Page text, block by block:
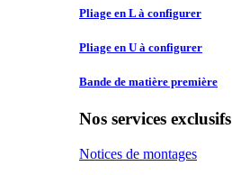
Pliage en L à configurer
Pliage en U à configurer
Bande de matière première
Nos services exclusifs
Notices de montages